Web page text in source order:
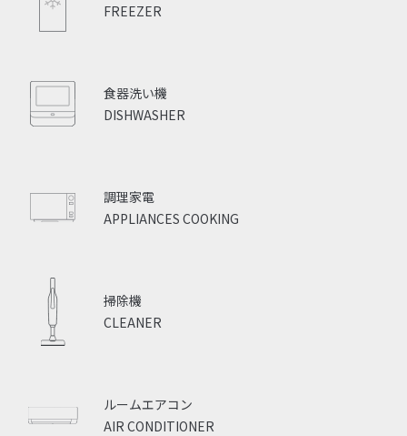
FREEZER
DISHWASHER
食器洗い機
APPLIANCES COOKING
調理家電
CLEANER
掃除機
AIR CONDITIONER
ルームエアコン